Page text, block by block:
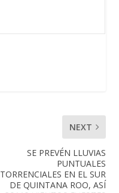
NEXT
SE PREVÉN LLUVIAS
PUNTUALES
TORRENCIALES EN EL SUR
DE QUINTANA ROO, ASÍ